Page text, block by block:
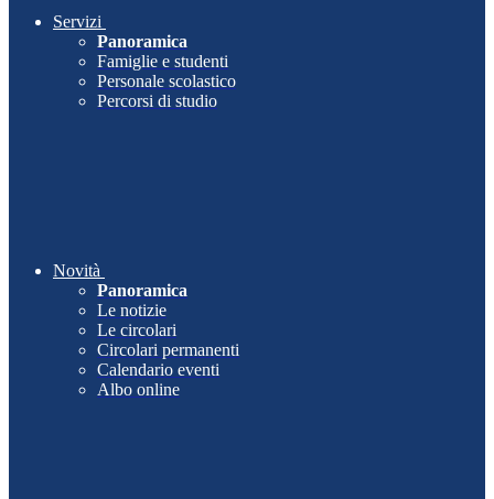
Servizi
Panoramica
Famiglie e studenti
Personale scolastico
Percorsi di studio
Novità
Panoramica
Le notizie
Le circolari
Circolari permanenti
Calendario eventi
Albo online